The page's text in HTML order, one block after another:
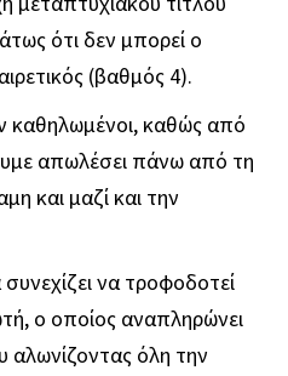
ότι δεν μπορεί ο
(βαθμός 4).
καθηλωμένοι, καθώς από
απωλέσει πάνω από τη
και μαζί και την
να τροφοδοτεί
ο οποίος αναπληρώνει
αλωνίζοντας όλη την